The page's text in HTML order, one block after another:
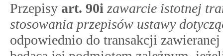
Przepisy art. 90i zawarcie istotnej
stosowania przepisów ustawy
odpowiednio do transakcji